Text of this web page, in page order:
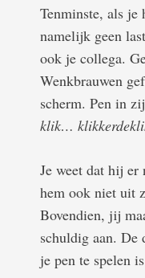
Tenminste, als je
namelijk geen
ook je collega.
Wenkbrauwen
scherm. Pen in
klik…
Je weet dat hij
hem ook niet uit
Bovendien, jij
schuldig aan. De
je pen te spelen